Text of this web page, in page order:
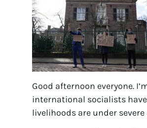
Good afternoon everyone.
international socialists
livelihoods are under